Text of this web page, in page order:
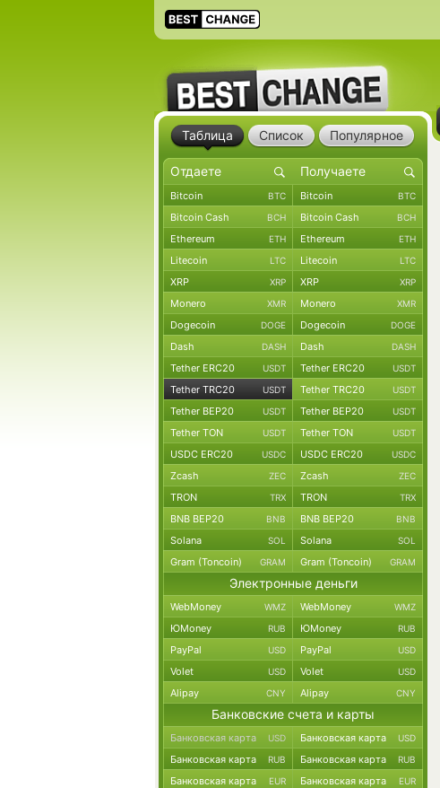
Таблица Список Популярное
Bitcoin BTC Bitcoin BTC
Bitcoin Cash BCH Bitcoin Cash BCH
Ethereum ETH Ethereum ETH
Litecoin LTC Litecoin LTC
XRP XRP XRP XRP
Monero XMR Monero XMR
Dogecoin DOGE Dogecoin DOGE
Dash DASH Dash DASH
Tether ERC20 USDT Tether ERC20 USDT
Tether TRC20 USDT Tether TRC20 USDT
Tether BEP20 USDT Tether BEP20 USDT
Tether TON USDT Tether TON USDT
USDC ERC20 USDC USDC ERC20 USDC
Zcash ZEC Zcash ZEC
TRON TRX TRON TRX
BNB BEP20 BNB BNB BEP20 BNB
Solana SOL Solana SOL
Gram (Toncoin) GRAM Gram (Toncoin) GRAM
Электронные деньги
WebMoney WMZ WebMoney WMZ
ЮMoney RUB ЮMoney RUB
PayPal USD PayPal USD
Volet USD Volet USD
Alipay CNY Alipay CNY
Банковские счета и карты
Банковская карта USD Банковская карта USD
Банковская карта RUB Банковская карта RUB
Банковская карта EUR Банковская карта EUR